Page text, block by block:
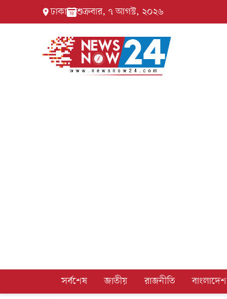
ঢাকা শুক্রবার, ৭ আগস্ট, ২০২৬
সর্বশেষ জাতীয় রাজনীতি বাংলাদেশ